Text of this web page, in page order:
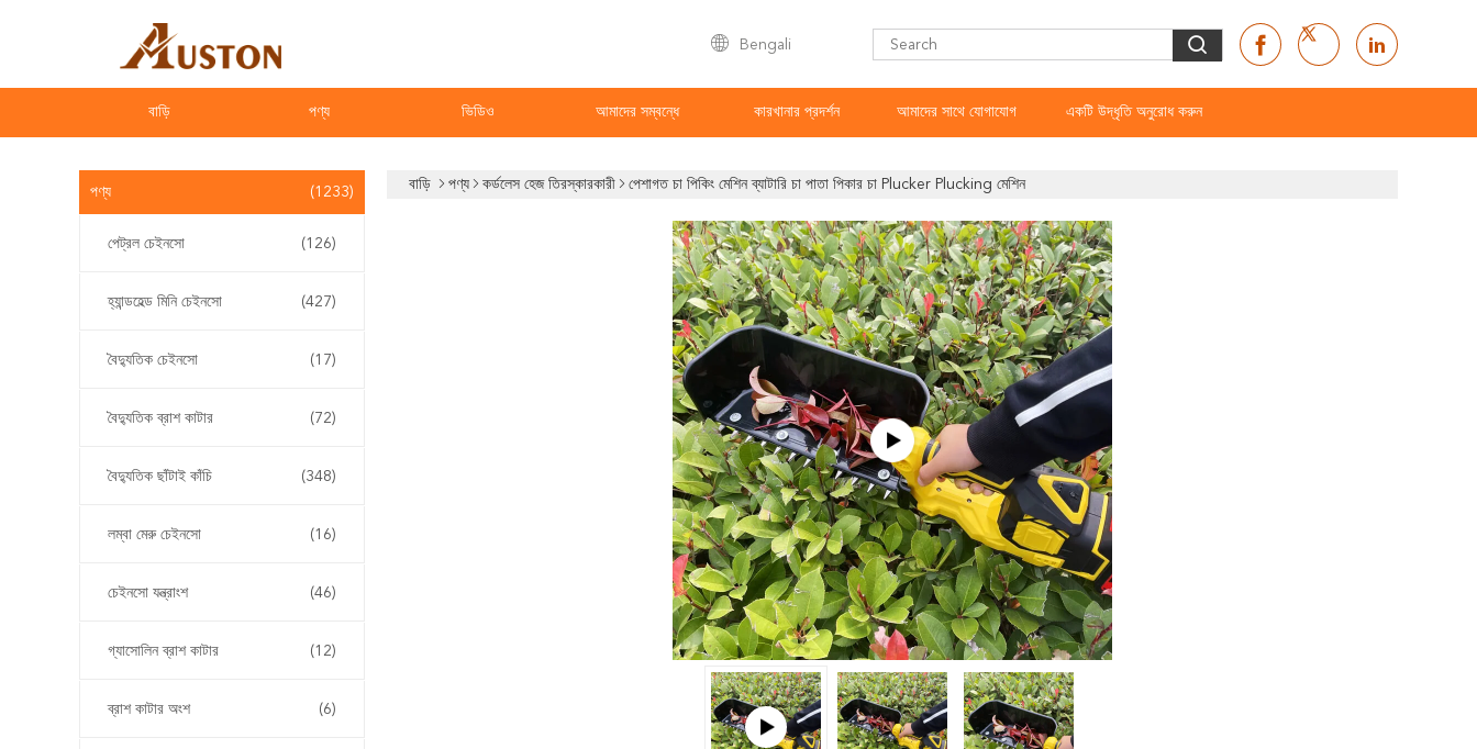
Bengali
বাড়ি পণ্য ভিডিও আমাদের সম্বন্ধে কারখানার প্রদর্শন আমাদের সাথে যোগাযোগ একটি উদ্ধৃতি অনুরোধ করুন
পণ্য (1233)
পেট্রল চেইনসো (126)
হ্যান্ডহেল্ড মিনি চেইনসো (427)
বৈদ্যুতিক চেইনসো (17)
বৈদ্যুতিক ব্রাশ কাটার (72)
বৈদ্যুতিক ছাঁটাই কাঁচি (348)
লম্বা মেরু চেইনসো (16)
চেইনসো যন্ত্রাংশ (46)
গ্যাসোলিন ব্রাশ কাটার (12)
ব্রাশ কাটার অংশ (6)
বাড়ি পণ্য কর্ডলেস হেজ তিরস্কারকারী পেশাগত চা পিকিং মেশিন ব্যাটারি চা পাতা পিকার চা Plucker Plucking মেশিন